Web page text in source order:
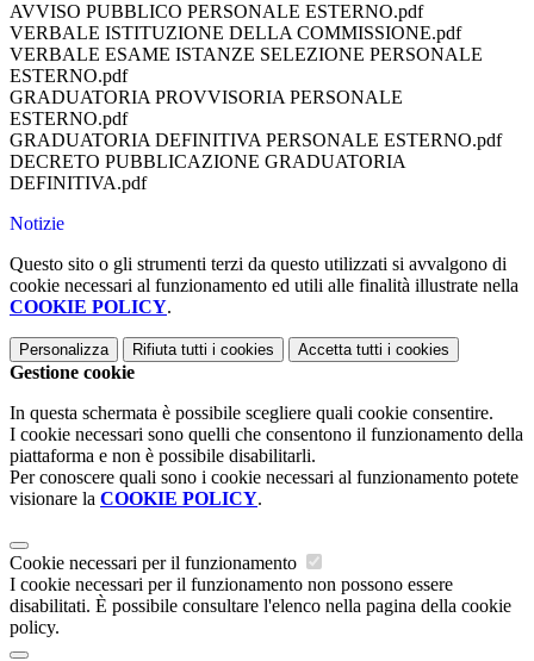
AVVISO PUBBLICO PERSONALE ESTERNO.pdf
VERBALE ISTITUZIONE DELLA COMMISSIONE.pdf
VERBALE ESAME ISTANZE SELEZIONE PERSONALE
ESTERNO.pdf
GRADUATORIA PROVVISORIA PERSONALE
ESTERNO.pdf
GRADUATORIA DEFINITIVA PERSONALE ESTERNO.pdf
DECRETO PUBBLICAZIONE GRADUATORIA
DEFINITIVA.pdf
Notizie
Questo sito o gli strumenti terzi da questo utilizzati si avvalgono di
cookie necessari al funzionamento ed utili alle finalità illustrate nella
COOKIE POLICY.
Personalizza Rifiuta tutti i cookies Accetta tutti i cookies
Gestione cookie
In questa schermata è possibile scegliere quali cookie consentire.
I cookie necessari sono quelli che consentono il funzionamento della
piattaforma e non è possibile disabilitarli.
Per conoscere quali sono i cookie necessari al funzionamento potete
visionare la COOKIE POLICY.
Cookie necessari per il funzionamento
I cookie necessari per il funzionamento non possono essere
disabilitati. È possibile consultare l'elenco nella pagina della cookie
policy.